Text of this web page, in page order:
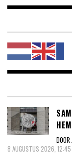
DOOR
8 AUGUSTUS 2026, 12:45